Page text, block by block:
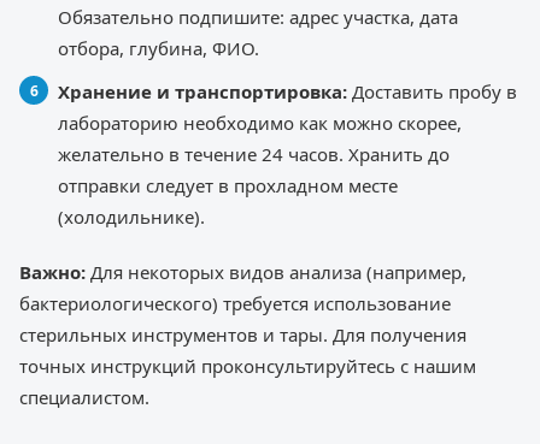
Обязательно подпишите: адрес участка, дата
отбора, глубина, ФИО.
Хранение и транспортировка: Доставить пробу в
лабораторию необходимо как можно скорее,
желательно в течение 24 часов. Хранить до
отправки следует в прохладном месте
(холодильнике).
Важно: Для некоторых видов анализа (например,
бактериологического) требуется использование
стерильных инструментов и тары. Для получения
точных инструкций проконсультируйтесь с нашим
специалистом.